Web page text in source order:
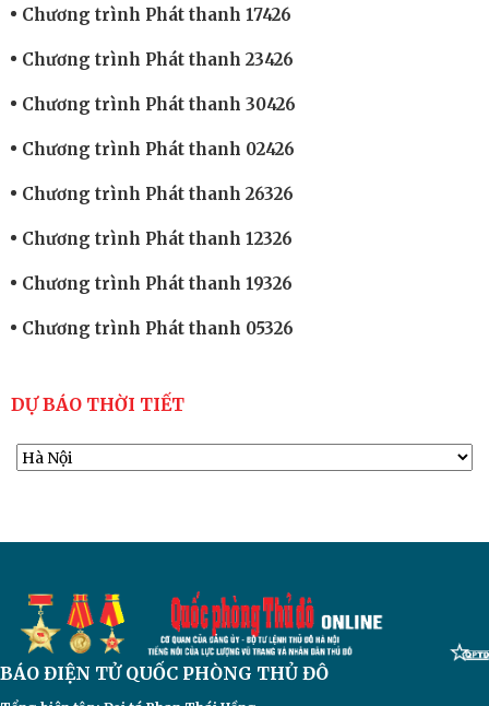
Chương trình Phát thanh 17426
Chương trình Phát thanh 23426
Chương trình Phát thanh 30426
Chương trình Phát thanh 02426
Chương trình Phát thanh 26326
Chương trình Phát thanh 12326
Chương trình Phát thanh 19326
Chương trình Phát thanh 05326
DỰ BÁO THỜI TIẾT
BÁO ĐIỆN TỬQUỐC PHÒNG THỦ ĐÔ